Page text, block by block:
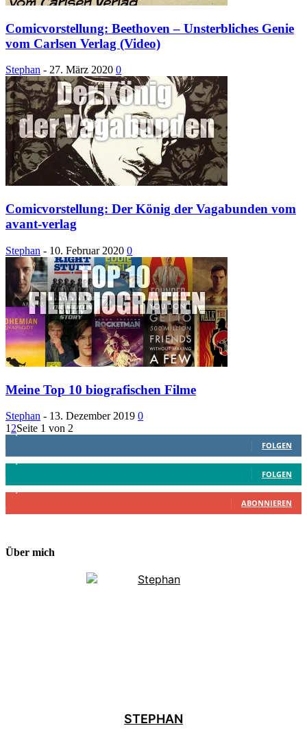
Comicvorstellung: Beethoven – Unsterbliches Genie
vom Carlsen Verlag (Video)
Stephan - 27. März 2020 0
Comicvorstellung: Der König der Vagabunden vom
avant-verlag
Stephan - 10. Februar 2020 0
Meine Top 10 biografischen Filme
Stephan - 13. Dezember 2019 0
1 2Seite 1 von 2
1,887 Follower
FOLGEN
FOLGEN
ABONNIEREN
Über mich
STEPHAN